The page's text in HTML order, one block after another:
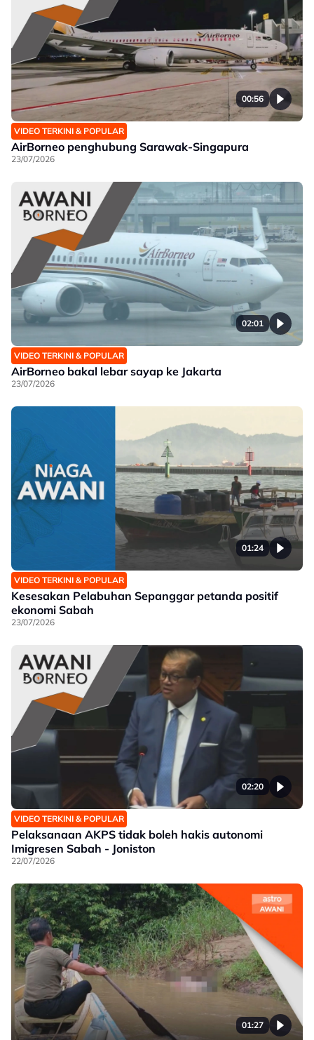
00:56
VIDEO TERKINI & POPULAR
AirBorneo penghubung Sarawak-Singapura
23/07/2026
02:01
VIDEO TERKINI & POPULAR
AirBorneo bakal lebar sayap ke Jakarta
23/07/2026
01:24
VIDEO TERKINI & POPULAR
Kesesakan Pelabuhan Sepanggar petanda positif
ekonomi Sabah
23/07/2026
02:20
VIDEO TERKINI & POPULAR
Pelaksanaan AKPS tidak boleh hakis autonomi
Imigresen Sabah - Joniston
22/07/2026
01:27